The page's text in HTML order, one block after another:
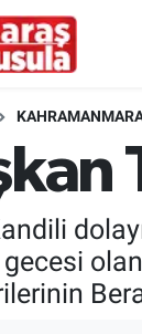
gecesi
Haritası
ve Fikstür